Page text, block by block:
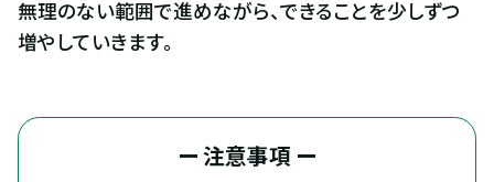
無理のない範囲で進めながら、できることを少しずつ
増やしていきます。
ー 注意事項 ー